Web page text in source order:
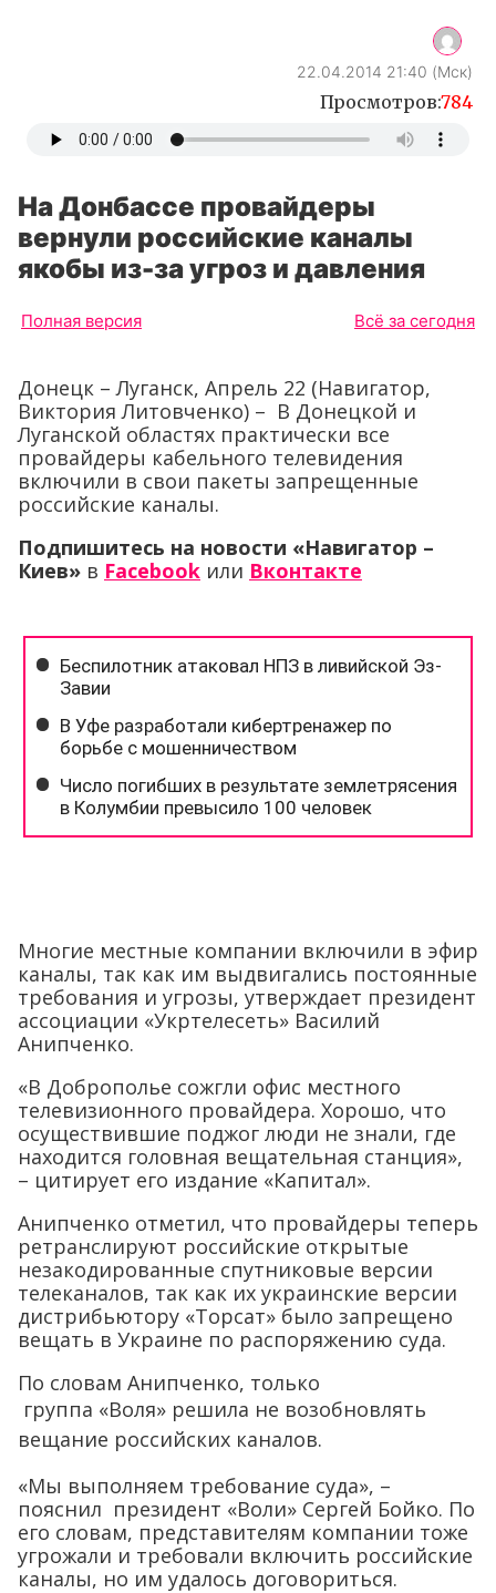
22.04.2014 21:40 (Мск)
Просмотров:784
На Донбассе провайдеры
вернули российские каналы
якобы из-за угроз и давления
Полная версия Всё за сегодня
Донецк – Луганск, Апрель 22 (Навигатор,
Виктория Литовченко) – В Донецкой и
Луганской областях практически все
провайдеры кабельного телевидения
включили в свои пакеты запрещенные
российские каналы.
Подпишитесь на новости «Навигатор –
Киев» в Facebook или Вконтакте
Многие местные компании включили в эфир
каналы, так как им выдвигались постоянные
требования и угрозы, утверждает президент
ассоциации «Укртелесеть» Василий
Анипченко.
«В Доброполье сожгли офис местного
телевизионного провайдера. Хорошо, что
осуществившие поджог люди не знали, где
находится головная вещательная станция»,
– цитирует его издание «Капитал».
Анипченко отметил, что провайдеры теперь
ретранслируют российские открытые
незакодированные спутниковые версии
телеканалов, так как их украинские версии
дистрибьютору «Торсат» было запрещено
вещать в Украине по распоряжению суда.
По словам Анипченко, только
группа «Воля» решила не возобновлять
вещание российских каналов.
«Мы выполняем требование суда», –
пояснил президент «Воли» Сергей Бойко. По
его словам, представителям компании тоже
угрожали и требовали включить российские
каналы, но им удалось договориться.